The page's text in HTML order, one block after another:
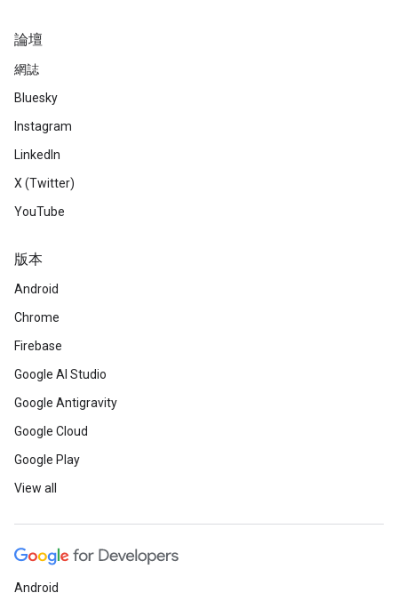
論壇
網誌
Bluesky
Instagram
LinkedIn
X (Twitter)
YouTube
版本
Android
Chrome
Firebase
Google AI Studio
Google Antigravity
Google Cloud
Google Play
View all
Android